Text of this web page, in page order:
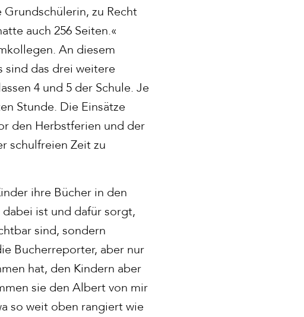
zu Recht
auch 256 Seiten.«
An diesem
sind das drei weitere
4 und 5 der Schule. Je
Stunde. Die Einsätze
den Herbstferien und der
schulfreien Zeit zu
ihre Bücher in den
ist und dafür sorgt,
sind, sondern
Bucherreporter, aber nur
hat, den Kindern aber
sie den Albert von mir
so weit oben rangiert wie